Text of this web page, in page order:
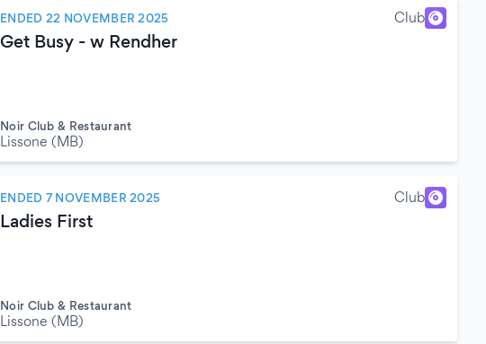
ENDED 22 NOVEMBER 2025 Club
Get Busy - w Rendher
Noir Club & Restaurant
Lissone (MB)
ENDED 7 NOVEMBER 2025 Club
Ladies First
Noir Club & Restaurant
Lissone (MB)